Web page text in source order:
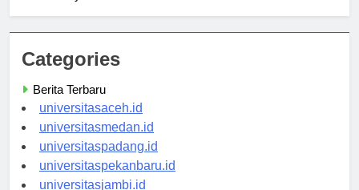
Categories
Berita Terbaru
universitasaceh.id
universitasmedan.id
universitaspadang.id
universitaspekanbaru.id